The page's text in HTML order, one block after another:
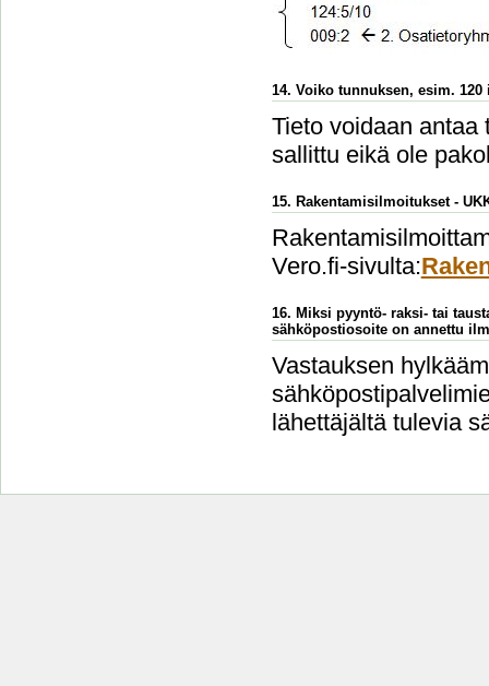
14. Voiko tunnuksen, esim.
Tieto voidaan
sallittu eikä ole
15. Rakentamisilmoitukset -
Vero.fi-sivulta:
16. Miksi pyyntö- raksi- tai
sähköpostiosoite on annettu
Vastauksen
lähettäjältä tulevia